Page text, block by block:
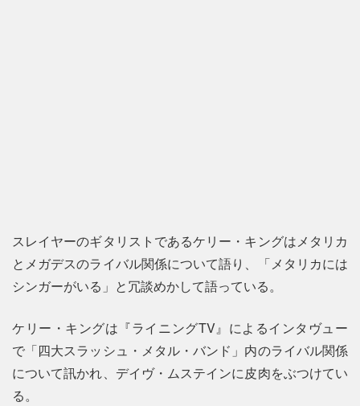
スレイヤーのギタリストであるケリー・キングはメタリカ
とメガデスのライバル関係について語り、「メタリカには
シンガーがいる」と冗談めかして語っている。
ケリー・キングは『ライニングTV』によるインタヴュー
で「四大スラッシュ・メタル・バンド」内のライバル関係
について訊かれ、デイヴ・ムステインに皮肉をぶつけてい
る。